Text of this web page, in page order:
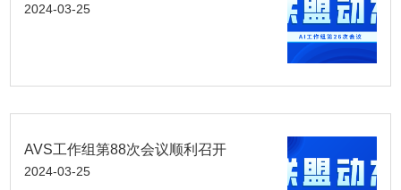
2024-03-25
AVS工作组第88次会议顺利召开
2024-03-25